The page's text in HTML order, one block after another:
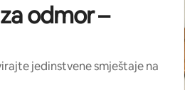
odmor –
jedinstvene smještaje na